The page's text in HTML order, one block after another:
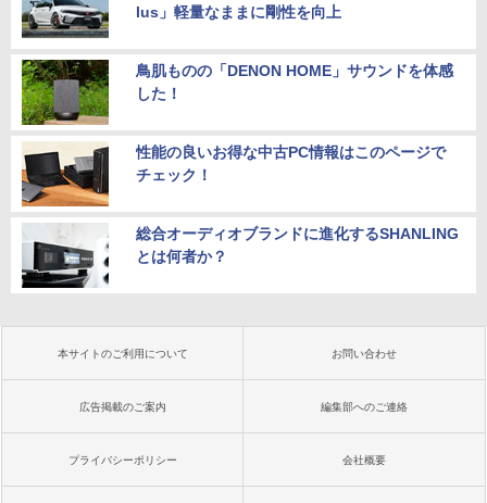
lus」軽量なままに剛性を向上
鳥肌ものの「DENON HOME」サウンドを体感
した！
性能の良いお得な中古PC情報はこのページで
チェック！
総合オーディオブランドに進化するSHANLING
とは何者か？
本サイトのご利用について お問い合わせ
広告掲載のご案内 編集部へのご連絡
プライバシーポリシー 会社概要